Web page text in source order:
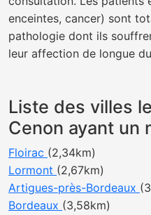
enceintes, cancer) sont
pathologie dont ils
leur affection de longue
Liste des villes
Cenon ayant un
Floirac (2,34km)
Lormont (2,67km)
Artigues-près-Bordeaux
Bordeaux (3,58km)